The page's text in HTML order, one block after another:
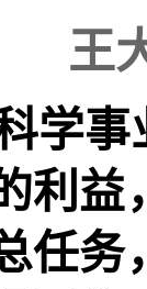
王
学
利益
任务